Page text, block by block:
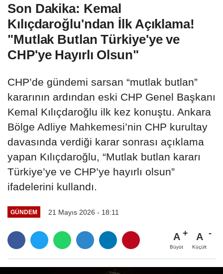
Son Dakika: Kemal
Kılıçdaroğlu'ndan İlk Açıklama!
"Mutlak Butlan Türkiye'ye ve
CHP'ye Hayırlı Olsun"
CHP’de gündemi sarsan “mutlak butlan”
kararının ardından eski CHP Genel Başkanı
Kemal Kılıçdaroğlu ilk kez konuştu. Ankara
Bölge Adliye Mahkemesi’nin CHP kurultay
davasında verdiği karar sonrası açıklama
yapan Kılıçdaroğlu, “Mutlak butlan kararı
Türkiye’ye ve CHP’ye hayırlı olsun”
ifadelerini kullandı.
GÜNDEM 21 Mayıs 2026 - 18:11
A
Büyüt
A
Küçült